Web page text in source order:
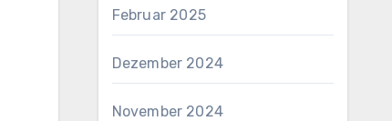
Februar 2025
Dezember 2024
November 2024